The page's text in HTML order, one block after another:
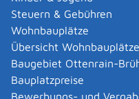
Steuern & Gebühren
Wohnbauplätze
Übersicht Wohnbauplätze
Baugebiet Ottenrain-
Bauplatzpreise
Bewerbungs- und
beantragen
Akademische
ausländischen
Akteneinsicht in und
Allgemein bildende